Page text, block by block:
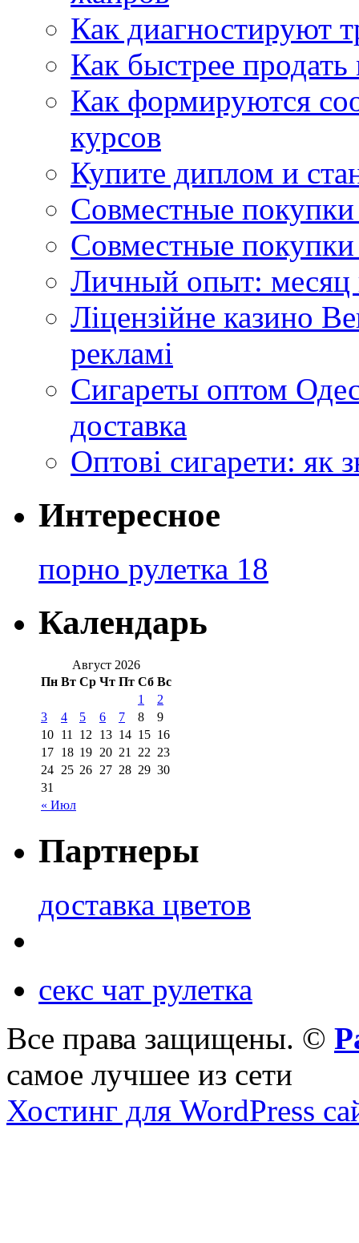
Как диагностируют
Как быстрее
Как формируются
курсов
Купите диплом и
Совместные
Совместные покупки
Личный опыт: месяц
Ліцензійне казино
рекламі
Сигареты оптом
доставка
Оптові сигарети: як
Интересное
порно рулетка 18
Календарь
Август 2026
Пн Вт Ср Чт Пт Сб Вс
« Июл
1
2
3
4 5 6 7 8
9
10 11 12 13 14 15 16
17 18 19 20 21 22 23
24 25 26 27 28 29 30
31
Партнеры
доставка цветов
секс чат рулетка
Все права защищены. ©
самое лучшее из сети
Хостинг для WordPress